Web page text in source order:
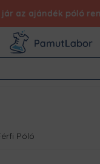
az ajándék póló
Póló